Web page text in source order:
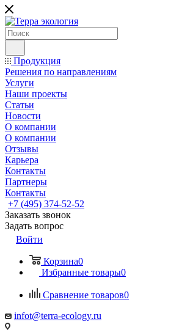
Продукция
Решения по направлениям
Услуги
Наши проекты
Статьи
Новости
О компании
О компании
Отзывы
Карьера
Контакты
Партнеры
Контакты
+7 (495) 374-52-52
Заказать звонок
Задать вопрос
Войти
Корзина0
Избранные товары0
Сравнение товаров0
infot@terra-ecology.ru